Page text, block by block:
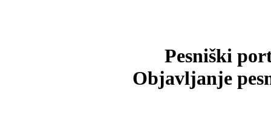
Pesniški
Objavljanje